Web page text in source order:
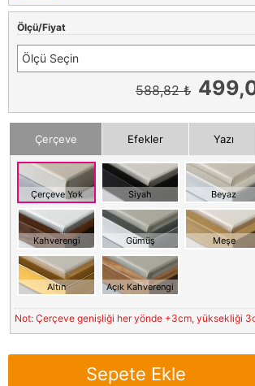
Ölçü/Fiyat
Ölçü Seçin
588,82 ₺
Çerçeve Efekler Yazı
Çerçeve Yok Siyah Beyaz
Kahverengi Gümüş Meşe
Altın Açık Kahverengi
Not: Çerçeve genişliği her yönde +3cm, yüksekliği
Sepete Ekle